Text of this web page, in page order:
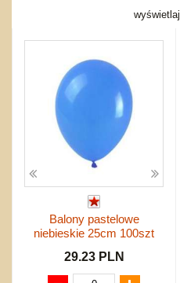
Pojazdy
Zakupy hurtowe
Regulamin
Kontakt
Mapa produktów
wyświetlaj
Balony pastelowe
niebieskie 25cm 100szt
29.23 PLN